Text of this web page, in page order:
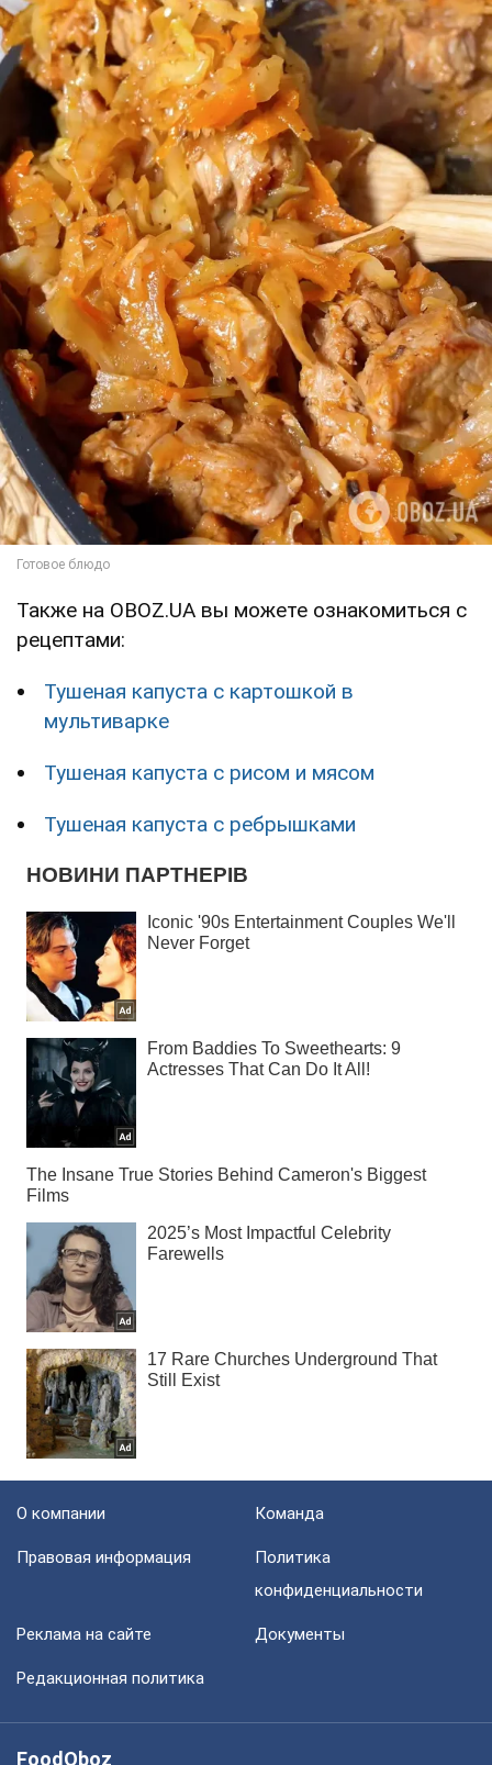
Также на OBOZ.UA вы можете ознакомиться с
рецептами:
Тушеная капуста с картошкой в
мультиварке
Тушеная капуста с рисом и мясом
Тушеная капуста с ребрышками
О компании Команда
Правовая информация
Политика
конфиденциальности
Реклама на сайте Документы
Редакционная политика
FoodOboz